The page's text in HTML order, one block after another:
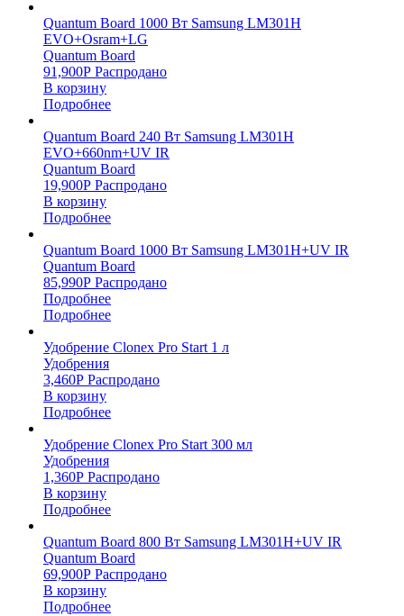
Quantum Board 1000 Вт Samsung LM301H
EVO+Osram+LG
Quantum Board
91,900Р Распродано
В корзину
Подробнее
Quantum Board 240 Вт Samsung LM301H
EVO+660nm+UV IR
Quantum Board
19,900Р Распродано
В корзину
Подробнее
Quantum Board 1000 Вт Samsung LM301H+UV IR
Quantum Board
85,990Р Распродано
Подробнее
Подробнее
Удобрение Clonex Pro Start 1 л
Удобрения
3,460Р Распродано
В корзину
Подробнее
Удобрение Clonex Pro Start 300 мл
Удобрения
1,360Р Распродано
В корзину
Подробнее
Quantum Board 800 Вт Samsung LM301H+UV IR
Quantum Board
69,900Р Распродано
В корзину
Подробнее